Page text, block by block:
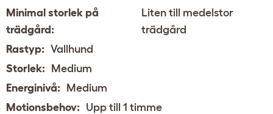
Minimal storlek på
trädgård:
Liten till medelstor
trädgård
Rastyp: Vallhund
Storlek: Medium
Energinivå: Medium
Motionsbehov: Upp till 1 timme